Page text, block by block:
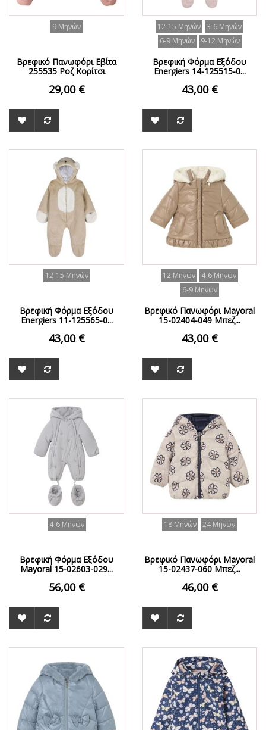
9 Μηνών
Βρεφικό Πανωφόρι Εβίτα
255535 Ροζ Κορίτσι
29,00 €
12-15 Μηνών 3-6 Μηνών
6-9 Μηνών
9-12 Μηνών
Βρεφική Φόρμα Εξόδου
Energiers 14-125515-0...
43,00 €
12-15 Μηνών
Βρεφική Φόρμα Εξόδου
Energiers 11-125565-0...
43,00 €
12 Μηνών
4-6 Μηνών
6-9 Μηνών
Βρεφικό Πανωφόρι Mayoral
15-02404-049 Μπεζ...
43,00 €
4-6 Μηνών
Βρεφική Φόρμα Εξόδου
Mayoral 15-02603-029...
56,00 €
18 Μηνών 24 Μηνών
Βρεφικό Πανωφόρι Mayoral
15-02437-060 Μπεζ...
46,00 €